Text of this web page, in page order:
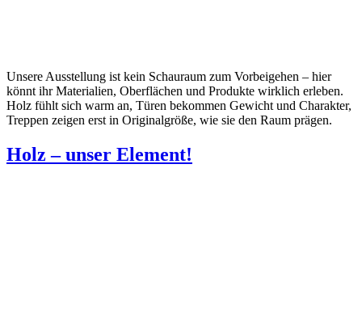
Unsere Ausstellung ist kein Schauraum zum Vorbeigehen – hier
könnt ihr Materialien, Oberflächen und Produkte wirklich erleben.
Holz fühlt sich warm an, Türen bekommen Gewicht und Charakter,
Treppen zeigen erst in Originalgröße, wie sie den Raum prägen.
Holz – unser Element!